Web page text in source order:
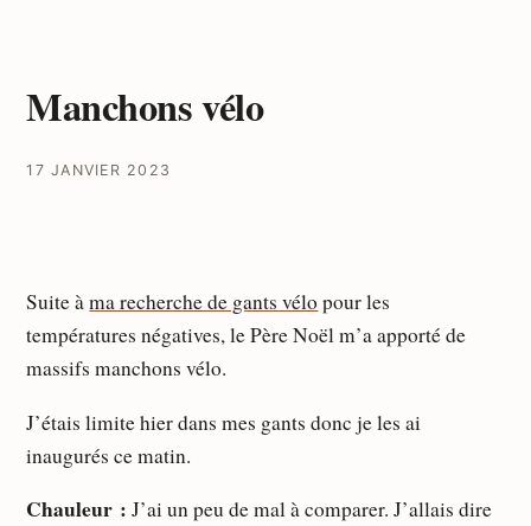
Manchons vélo
17 JANVIER 2023
Suite àma recherche de gants vélo pour les
températures négatives, le Père Noël m’a apporté de
massifs manchons vélo.
J’étais limite hier dans mes gants donc je les ai
inaugurés ce matin.
Chauleur : J’ai un peu de mal à comparer. J’allais dire